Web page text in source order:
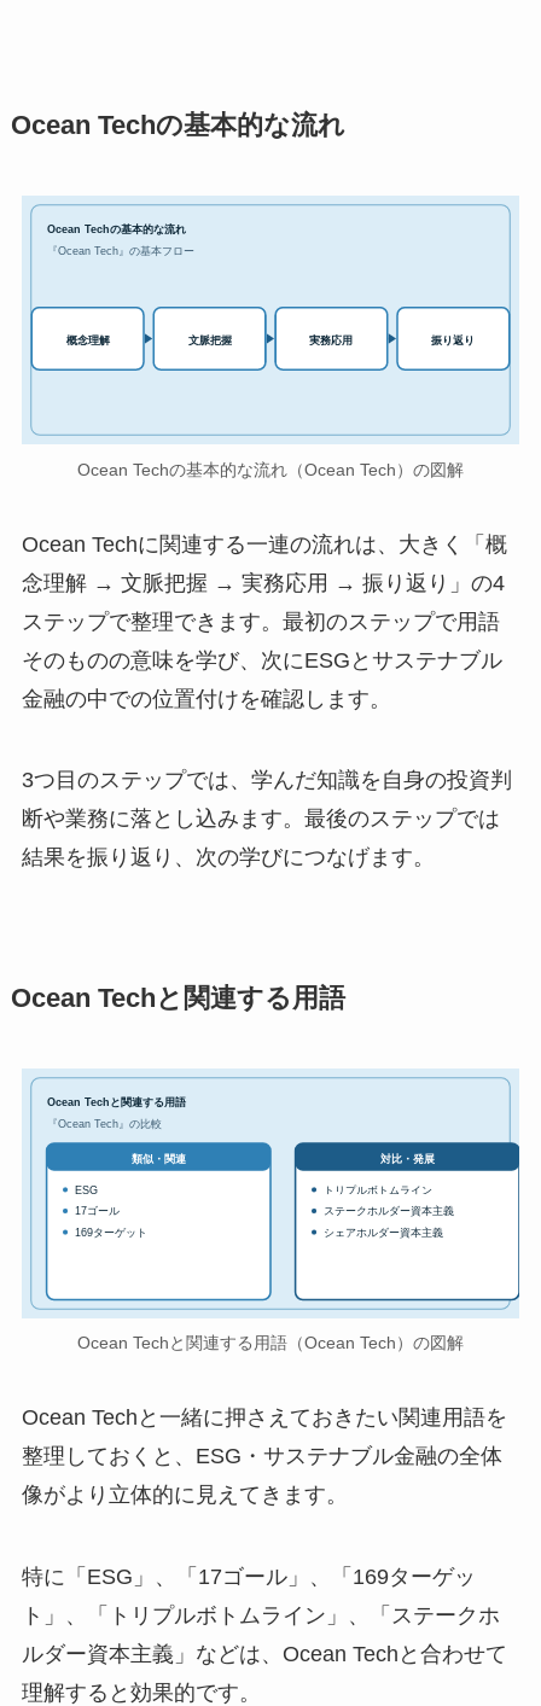
Ocean Techの基本的な流れ
Ocean Techの基本的な流れ
『Ocean Tech』の基本フロー
概念理解 文脈把握 実務応用 振り返り
Ocean Techの基本的な流れ（Ocean Tech）の図解
Ocean Techに関連する一連の流れは、大きく「概
念理解 → 文脈把握 → 実務応用 → 振り返り」の4
ステップで整理できます。最初のステップで用語
そのものの意味を学び、次にESGとサステナブル
金融の中での位置付けを確認します。
3つ目のステップでは、学んだ知識を自身の投資判
断や業務に落とし込みます。最後のステップでは
結果を振り返り、次の学びにつなげます。
Ocean Techと関連する用語
Ocean Techと関連する用語
『Ocean Tech』の比較
類似・関連
ESG
17ゴール
169ターゲット
対比・発展
トリプルボトムライン
ステークホルダー資本主義
シェアホルダー資本主義
Ocean Techと関連する用語（Ocean Tech）の図解
Ocean Techと一緒に押さえておきたい関連用語を
整理しておくと、ESG・サステナブル金融の全体
像がより立体的に見えてきます。
特に「ESG」、「17ゴール」、「169ターゲッ
ト」、「トリプルボトムライン」、「ステークホ
ルダー資本主義」などは、Ocean Techと合わせて
理解すると効果的です。